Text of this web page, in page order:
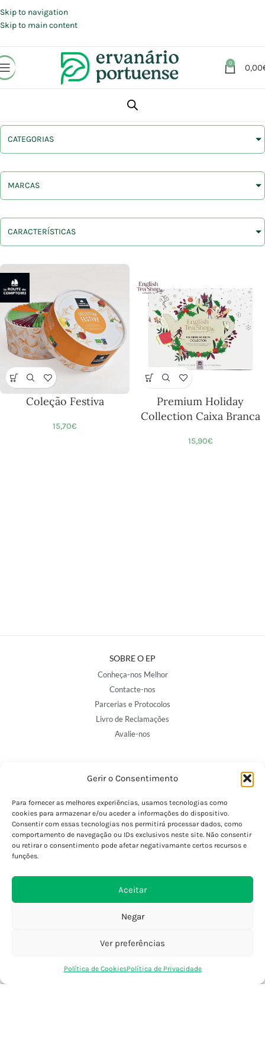
Gerir o Consentimento
Para fornecer as melhores experiências, usamos tecnologias como
cookies para armazenar e/ou aceder a informações do dispositivo.
Consentir com essas tecnologias nos permitirá processar dados, como
comportamento de navegação ou IDs exclusivos neste site. Não consentir
ou retirar o consentimento pode afetar negativamante certos recursos e
funções.
Aceitar
Negar
Ver preferências
Política de CookiesPolítica de Privacidade
Skip to navigation
Skip to main content
0 0,00
CATEGORIAS
MARCAS
CARACTERÍSTICAS
Coleção Festiva
15,70€
Premium Holiday
Collection Caixa Branca
15,90€
SOBRE O EP
Conheça-nos Melhor
Contacte-nos
Parcerias e Protocolos
Livro de Reclamações
Avalie-nos
NOSSAS LOJAS
Porto - Boavista
Porto - Foz
Porto - S. João
Viana do Castelo
SAIBA MAIS
Política de Privacidade
Termos e Condições
Perguntas Frequentes